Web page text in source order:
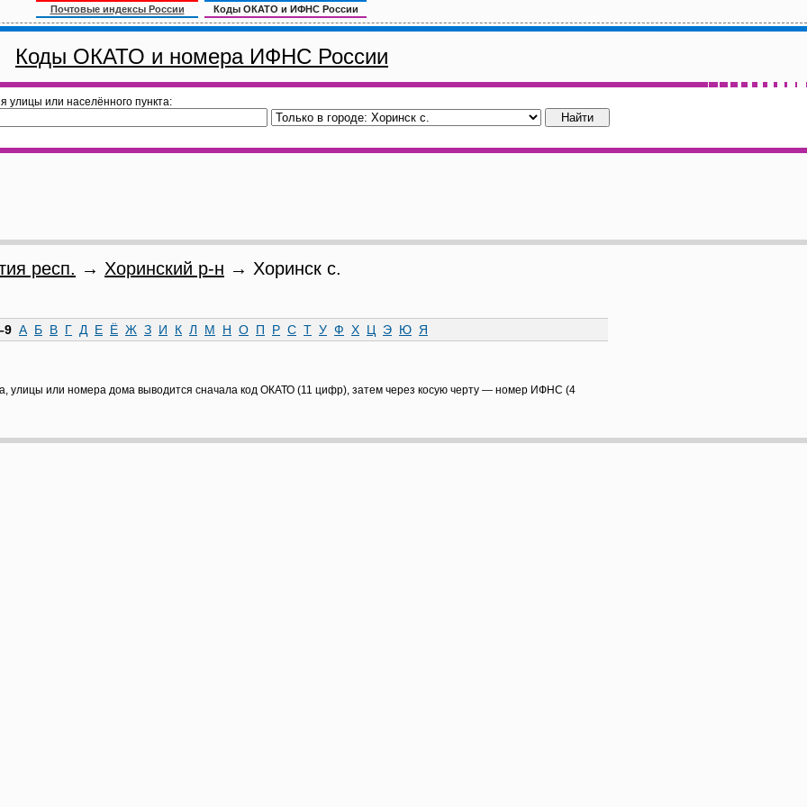
Почтовые индексы России Коды ОКАТО и ИФНС России
Коды ОКАТО и номера ИФНС России
улицы или населённого пункта:
респ. → Хоринский р-н → Хоринск с.
А Б В Г Д Е Ё Ж З И К Л М Н О П Р С Т У Ф Х Ц Э Ю Я
улицы или номера дома выводится сначала код ОКАТО (11 цифр), затем через косую черту — номер ИФНС (4